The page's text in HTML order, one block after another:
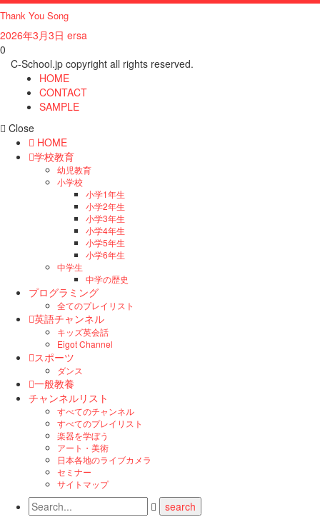
Thank You Song
2026年3月3日 ersa
0
C-School.jp copyright all rights reserved.
HOME
CONTACT
SAMPLE
Close
HOME
学校教育
幼児教育
小学校
小学1年生
小学2年生
小学3年生
小学4年生
小学5年生
小学6年生
中学生
中学の歴史
プログラミング
全てのプレイリスト
英語チャンネル
キッズ英会話
Eigot Channel
スポーツ
ダンス
一般教養
チャンネルリスト
すべてのチャンネル
すべてのプレイリスト
楽器を学ぼう
アート・美術
日本各地のライブカメラ
セミナー
サイトマップ